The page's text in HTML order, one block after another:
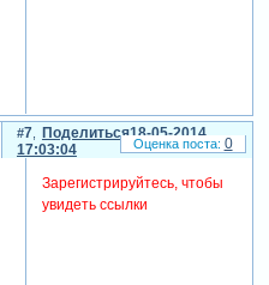
Поделиться
7
18-05-2014
17:03:04
Зарегистрируйтесь, чтобы
увидеть ссылки
0